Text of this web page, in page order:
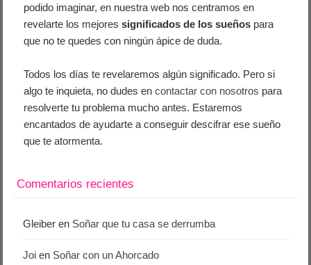
podido imaginar, en nuestra web nos centramos en
revelarte los mejoressignificados de los sueños para
que no te quedes con ningún ápice de duda.
Todos los días te revelaremos algún significado. Pero si
algo te inquieta, no dudes encontactar con nosotros para
resolverte tu problema mucho antes. Estaremos
encantados de ayudarte a conseguir descifrar ese sueño
que te atormenta.
Comentarios recientes
Gleiber en Soñar que tu casa se derrumba
Joi en Soñar con un Ahorcado